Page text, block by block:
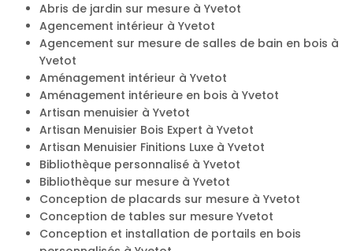
Abris de jardin sur mesure à Yvetot
Agencement intérieur à Yvetot
Agencement sur mesure de salles de bain en bois à
Yvetot
Aménagement intérieur à Yvetot
Aménagement intérieure en bois à Yvetot
Artisan menuisier à Yvetot
Artisan Menuisier Bois Expert à Yvetot
Artisan Menuisier Finitions Luxe à Yvetot
Bibliothèque personnalisé à Yvetot
Bibliothèque sur mesure à Yvetot
Conception de placards sur mesure à Yvetot
Conception de tables sur mesure Yvetot
Conception et installation de portails en bois